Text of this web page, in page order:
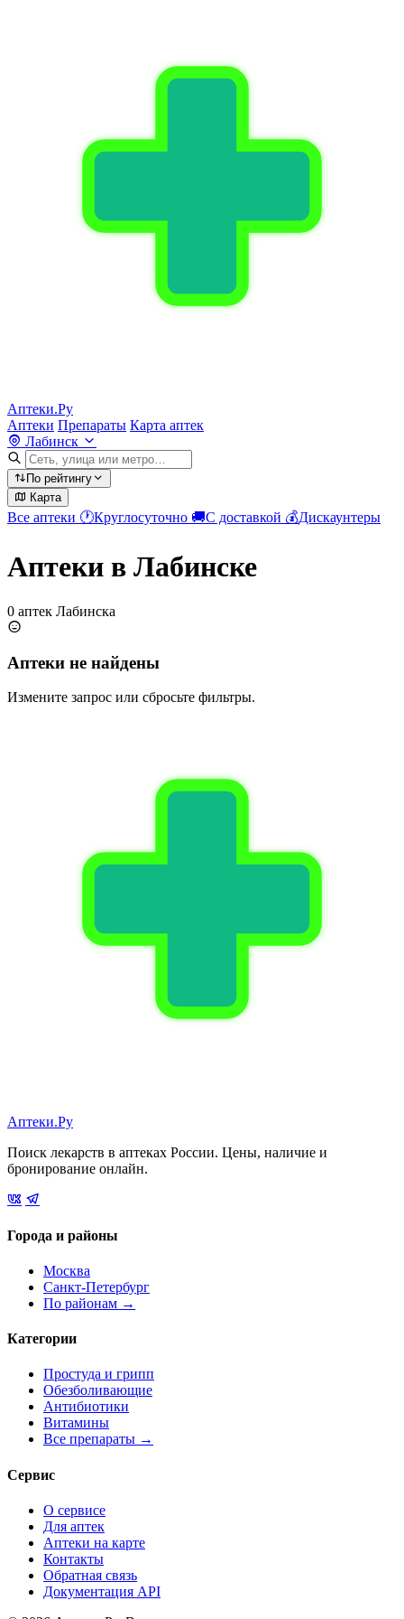
Аптеки.Ру
Аптеки Препараты Карта аптек
Лабинск
По рейтингу
Карта
Все аптеки 🕐Круглосуточно 🚚С доставкой 💰Дискаунтеры
Аптеки в Лабинске
0 аптек Лабинска
Аптеки не найдены
Измените запрос или сбросьте фильтры.
Аптеки.Ру
Поиск лекарств в аптеках России. Цены, наличие и
бронирование онлайн.
Города и районы
Москва
Санкт-Петербург
По районам →
Категории
Простуда и грипп
Обезболивающие
Антибиотики
Витамины
Все препараты →
Сервис
О сервисе
Для аптек
Аптеки на карте
Контакты
Обратная связь
Документация API